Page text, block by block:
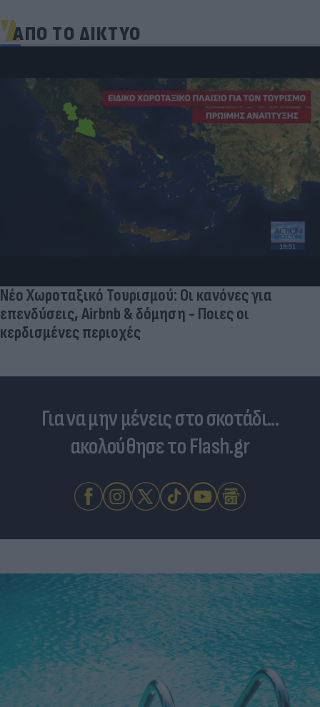
ΑΠΟ ΤΟ ΔΙΚΤΥΟ
Νέο Χωροταξικό Τουρισμού: Οι κανόνες για
επενδύσεις, Airbnb & δόμηση - Ποιες οι
κερδισμένες περιοχές
Για να μην μένεις στο σκοτάδι...
ακολούθησε το Flash.gr